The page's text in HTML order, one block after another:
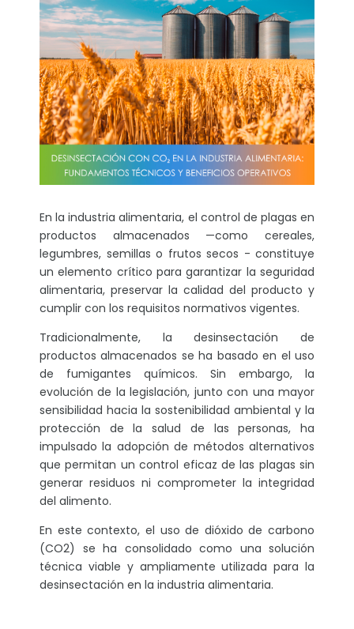
En la industria alimentaria, el control de plagas en
productos almacenados —como cereales,
legumbres, semillas o frutos secos - constituye
un elemento crítico para garantizar la seguridad
alimentaria, preservar la calidad del producto y
cumplir con los requisitos normativos vigentes.
Tradicionalmente, la desinsectación de
productos almacenados se ha basado en el uso
de fumigantes químicos. Sin embargo, la
evolución de la legislación, junto con una mayor
sensibilidad hacia la sostenibilidad ambiental y la
protección de la salud de las personas, ha
impulsado la adopción de métodos alternativos
que permitan un control eficaz de las plagas sin
generar residuos ni comprometer la integridad
del alimento.
En este contexto, el uso de dióxido de carbono
(CO2) se ha consolidado como una solución
técnica viable y ampliamente utilizada para la
desinsectación en la industria alimentaria.